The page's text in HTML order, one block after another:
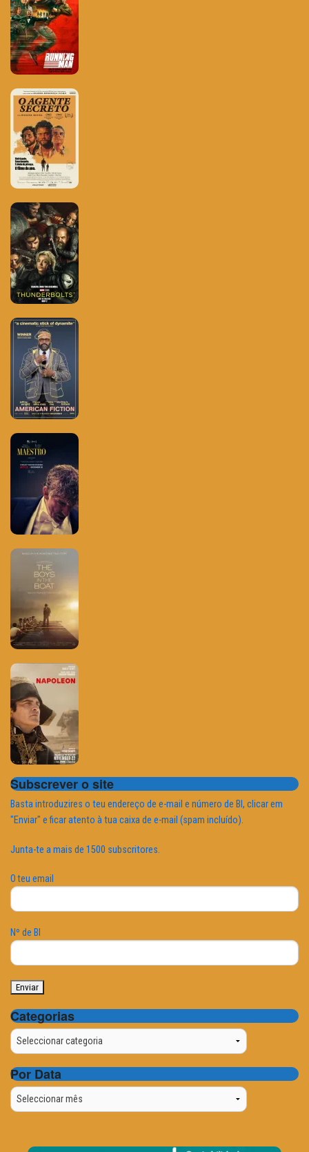
Subscrever o site
Basta introduzires o teu endereço de e-mail e número de BI, clicar em
"Enviar" e ficar atento à tua caixa de e-mail (spam incluído).
Junta-te a mais de 1500 subscritores.
O teu email
Nº de BI
Categorias
Categorias
Por Data
Por
Data